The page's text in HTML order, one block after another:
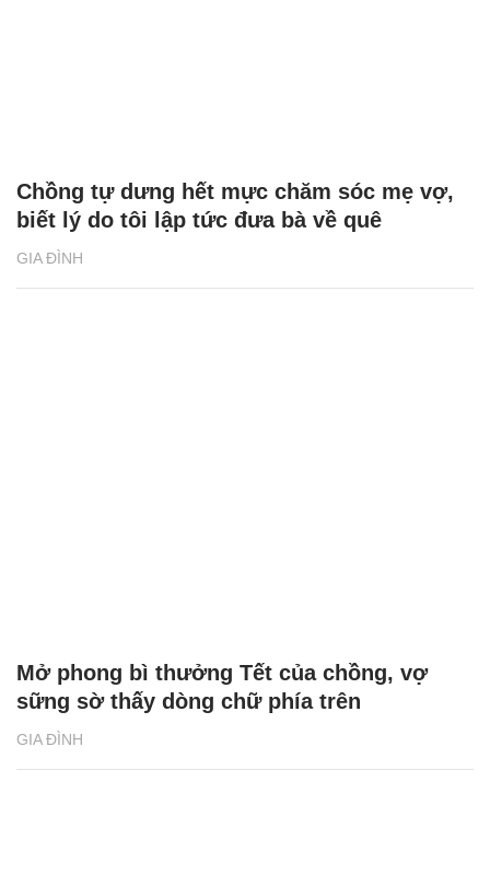
GIA ĐÌNH
Chồng tự dưng hết mực chăm sóc mẹ vợ,
biết lý do tôi lập tức đưa bà về quê
GIA ĐÌNH
Mở phong bì thưởng Tết của chồng, vợ
sững sờ thấy dòng chữ phía trên